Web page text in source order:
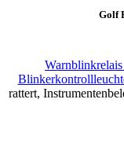
Golf
rattert,